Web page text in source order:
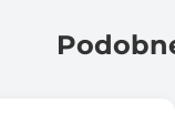
stron/min